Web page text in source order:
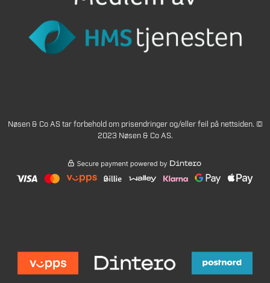
Nøsen & Co AS tar forbehold om prisendringer og/eller feil på nettsiden. ©
2023 Nøsen & Co AS.